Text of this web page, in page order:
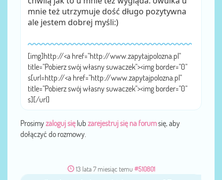
mnie też utrzymuje dość długo pozytywna
ale jestem dobrej myśli:)
[img]http://<a href="http://www.zapytajpolozna.pl"
title="Pobierz swój własny suwaczek"><img border="0"
s[url=http://<a href="http://www.zapytajpolozna.pl"
title="Pobierz swój własny suwaczek"><img border="0"
s][/url]
Prosimyzaloguj sięlub zarejestruj się na forumsię, aby
dołączyć do rozmowy.
13 lata 7 miesiąc temu #510801